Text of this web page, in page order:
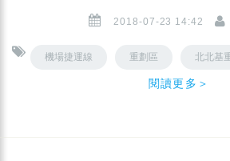
2018-07-23 14:42
機場捷運線 重劃區 北北基
閱讀更多＞